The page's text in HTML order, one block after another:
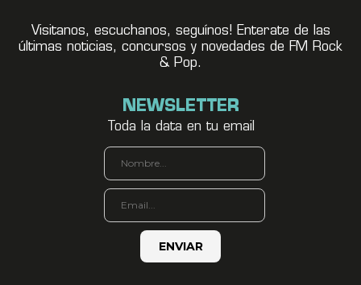
Visitanos, escuchanos, seguínos! Enterate de las
últimas noticias, concursos y novedades de FM Rock
& Pop.
NEWSLETTER
Toda la data en tu email